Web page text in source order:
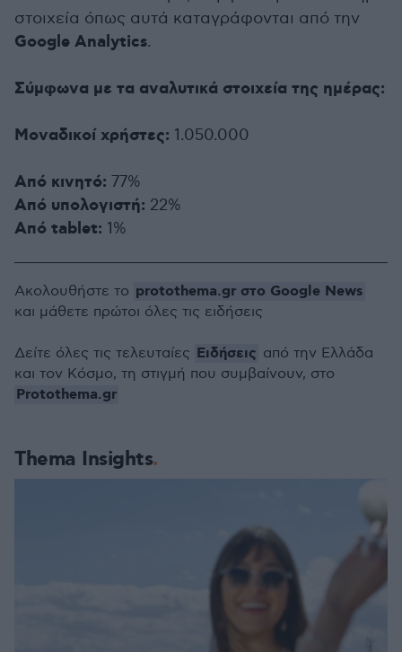
στοιχεία όπως αυτά καταγράφονται από την
Google Analytics.
Σύμφωνα με τα αναλυτικά στοιχεία της ημέρας:
Μοναδικοί χρήστες: 1.050.000
Από κινητό: 77%
Από υπολογιστή: 22%
Από tablet: 1%
Thema Insights
Ακολουθήστε το protothema.gr στο Google News
και μάθετε πρώτοι όλες τις ειδήσεις
Δείτε όλες τις τελευταίες Ειδήσεις από την Ελλάδα
και τον Κόσμο, τη στιγμή που συμβαίνουν, στο
Protothema.gr